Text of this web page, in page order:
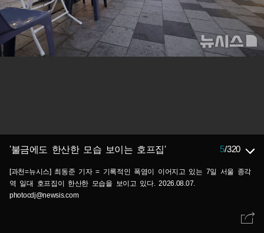
'불금에도 한산한 모습 보이는 호프집' 5/320
[과천=뉴시스] 최동준 기자 = 기록적인 폭염이 이어지고 있는 7일 서울 종각
역 일대 호프집이 한산한 모습을 보이고 있다. 2026.08.07.
photocdj@newsis.com